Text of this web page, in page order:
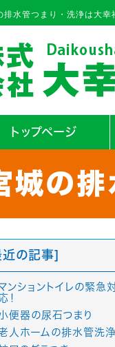
排水管つまり・洗浄は大幸
トップページ
近の記事]
ンショントイレの緊急
！
便器の尿石つまり
人ホームの排水管洗浄